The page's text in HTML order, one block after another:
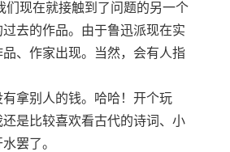
们现在就接触到了问题的另一个
去的作品。由于鲁迅派现在实
、作家出现。当然，会有人指
拿别人的钱。哈哈！开个玩
是比较喜欢看古代的诗词、小
罢了。